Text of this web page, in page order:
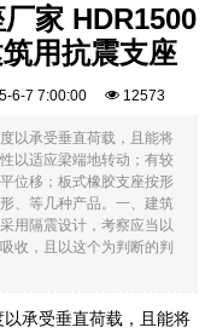
家 HDR1500
用抗震支座
6-7 7:00:00 12573
以承受垂直荷载，且能将
以适应梁端地转动；有较
位移；板式橡胶支座按形
、等几种产品。一、建筑
用隔震设计，考察应当以
收，且以这个为判断的判
承受垂直荷载，且能将